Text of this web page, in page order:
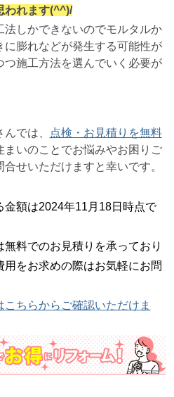
われます(^^)/
しかできないのでモルタルか
に膨れなどが発生する可能性が
つ施工方法を選んでいく必要が
では、
点検・お見積りを無料
まいのことでお悩みやお困りご
せいただけますと幸いです。
額は2024年11月18日時点で
料でのお見積りを承っており
用をお求めの際はお気軽にお問
ちらからご確認いただけま